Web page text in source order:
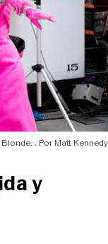
Blonde. Matt Kennedy
y